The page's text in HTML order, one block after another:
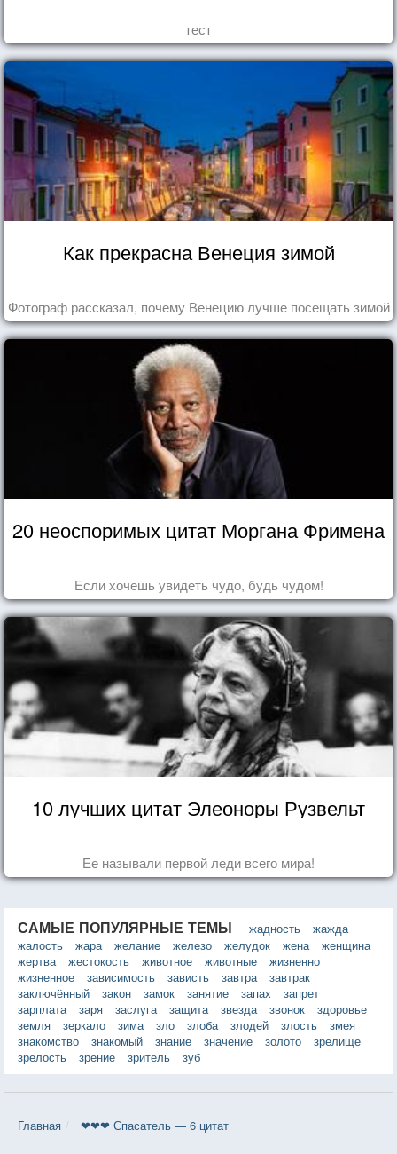
тест
Как прекрасна Венеция зимой
Фотограф рассказал, почему Венецию лучше посещать зимой
20 неоспоримых цитат Моргана Фримена
Если хочешь увидеть чудо, будь чудом!
10 лучших цитат Элеоноры Рузвельт
Ее называли первой леди всего мира!
САМЫЕ ПОПУЛЯРНЫЕ ТЕМЫ жадность
жажда
жалость
жара желание железо желудок жена
женщина
жертва
жестокость животное животные
жизненно
жизненное
зависимость зависть завтра
завтрак
заключённый
закон замок занятие запах
запрет
зарплата
заря заслуга защита звезда звонок
здоровье
земля
зеркало зима зло злоба злодей злость
змея
знакомство
знакомый знание значение золото
зрелище
зрелость
зрение зритель зуб
Главная ❤❤❤ Спасатель — 6 цитат